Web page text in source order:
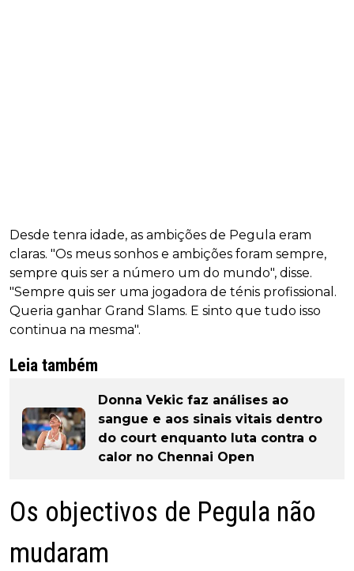
Desde tenra idade, as ambições de Pegula eram
claras. "Os meus sonhos e ambições foram sempre,
sempre quis ser a número um do mundo", disse.
"Sempre quis ser uma jogadora de ténis profissional.
Queria ganhar Grand Slams. E sinto que tudo isso
continua na mesma".
Leia também
Donna Vekic faz análises ao
sangue e aos sinais vitais dentro
do court enquanto luta contra o
calor no Chennai Open
Os objectivos de Pegula não
mudaram